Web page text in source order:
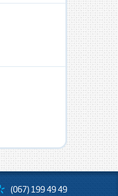
(067) 199 49 49